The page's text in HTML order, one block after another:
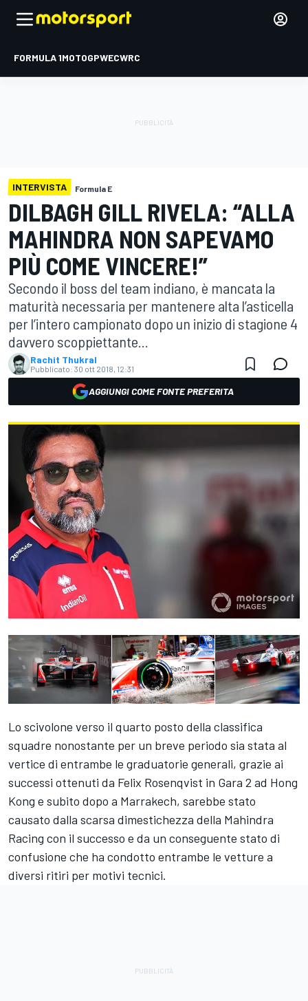
FORMULA 1MOTOGPWECWRC
INTERVISTA Formula E
DILBAGH GILL RIVELA: “ALLA
MAHINDRA NON SAPEVAMO
PIÙ COME VINCERE!”
Secondo il boss del team indiano, è mancata la
maturità necessaria per mantenere alta l’asticella
per l’intero campionato dopo un inizio di stagione 4
davvero scoppiettante...
Rachit Thukral
Pubblicato: 30 ott 2018, 12:31
AGGIUNGI COME FONTE PREFERITA
Lo scivolone verso il quarto posto della classifica
squadre nonostante per un breve periodo sia stata al
vertice di entrambe le graduatorie generali, grazie ai
successi ottenuti da Felix Rosenqvist in Gara 2 ad Hong
Kong e subito dopo a Marrakech, sarebbe stato
causato dalla scarsa dimestichezza della Mahindra
Racing con il successo e da un conseguente stato di
confusione che ha condotto entrambe le vetture a
diversi ritiri per motivi tecnici.